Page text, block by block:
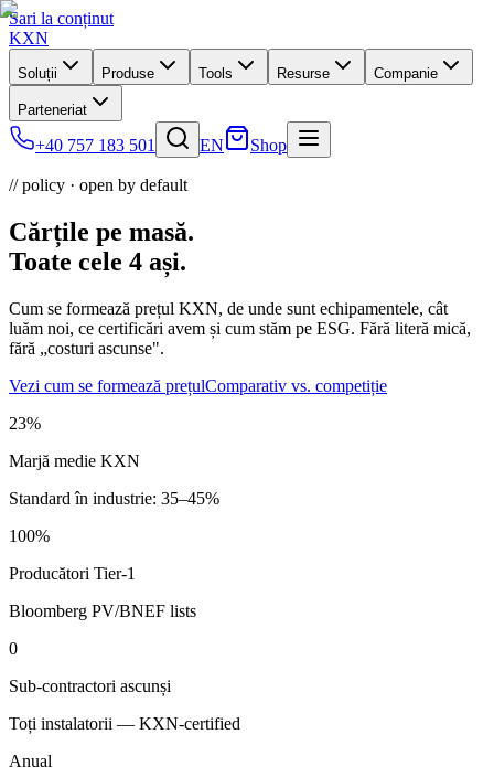
Sari la conținut
KXN
Soluții Produse Tools Resurse Companie
Parteneriat
+40 757 183 501 EN Shop
// policy · open by default
Cărțile pe masă.
Toate cele 4 ași.
Cum se formează prețul KXN, de unde sunt echipamentele, cât
luăm noi, ce certificări avem și cum stăm pe ESG. Fără literă mică,
fără „costuri ascunse".
Vezi cum se formează prețulComparativ vs. competiție
23%
Marjă medie KXN
Standard în industrie: 35–45%
100%
Producători Tier-1
Bloomberg PV/BNEF lists
0
Sub-contractori ascunși
Toți instalatorii — KXN-certified
Anual